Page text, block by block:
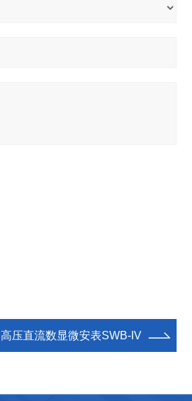
高压直流数显微安表SWB-IV